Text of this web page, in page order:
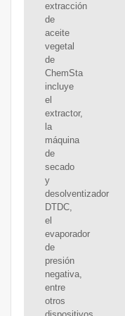
extracción
de
aceite
vegetal
de
ChemSta
incluye
el
extractor,
la
máquina
de
secado
y
desolventizador
DTDC,
el
evaporador
de
presión
negativa,
entre
otros